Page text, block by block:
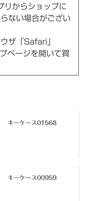
からショップに
ない場合がござい
ザ「Safari」
ページを開いて買
キーケース01568
キーケース00959